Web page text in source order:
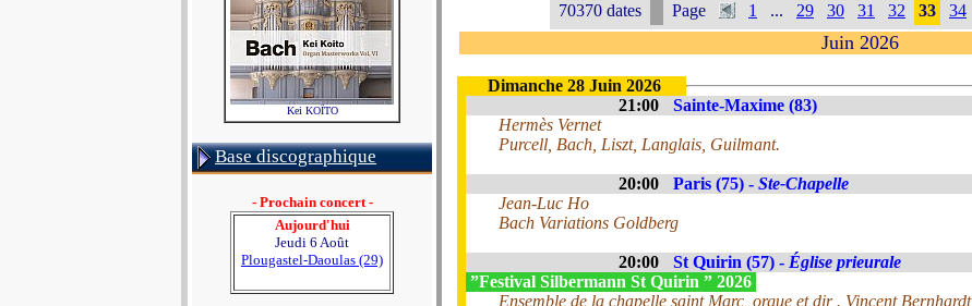
Kei KOÏTO
Base discographique
- Prochain concert -
Aujourd'hui
Jeudi 6 Août
Plougastel-Daoulas (29)
70370 dates Page 1 ... 29 30 31 32 33 34
Juin 2026
Dimanche 28 Juin 2026
21:00
Sainte-Maxime (83)
Hermès Vernet
Purcell, Bach, Liszt, Langlais, Guilmant.
20:00 Paris (75) - Ste-Chapelle
Jean-Luc Ho
Bach Variations Goldberg
20:00 St Quirin (57) - Église prieurale
”Festival Silbermann St Quirin ” 2026
Ensemble de la chapelle saint Marc, orgue et dir . Vincent Bernhardt